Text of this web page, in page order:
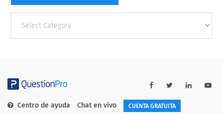
categories
Centro de ayuda Chat en vivo CUENTA GRATUITA